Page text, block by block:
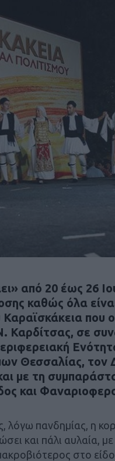
από 20 έως 26
καθώς όλα
Καραϊσκάκεια
Καρδίτσας, σε
Θεσσαλίας, τον
με τη
και
λόγω πανδημίας, η
και πάλι αυλαία,
στο